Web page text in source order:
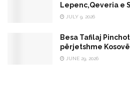
Lepenc,Qeveria e
JULY 9, 2026
Besa Tafilaj
përjetshme
JUNE 29, 2026